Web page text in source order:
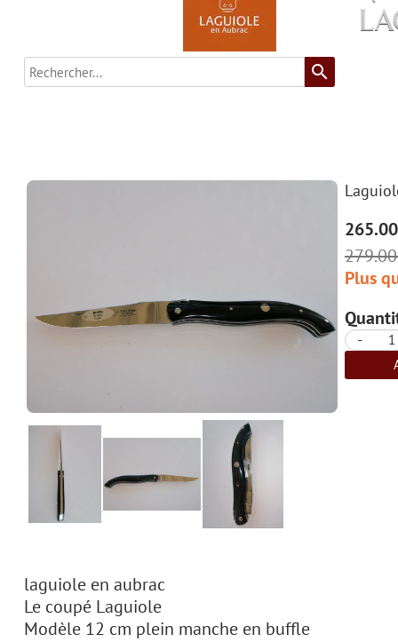
search
Plus
-
laguiole en aubrac
Le coupé Laguiole
Modèle 12 cm plein manche en buffle